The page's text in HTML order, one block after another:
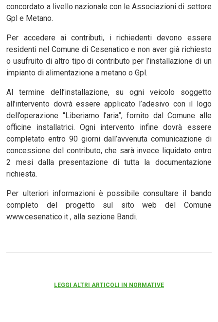
concordato a livello nazionale con le Associazioni di settore
Gpl e Metano.
Per accedere ai contributi, i richiedenti devono essere
residenti nel Comune di Cesenatico e non aver già richiesto
o usufruito di altro tipo di contributo per l’installazione di un
impianto di alimentazione a metano o Gpl.
Al termine dell’installazione, su ogni veicolo soggetto
all’intervento dovrà essere applicato l’adesivo con il logo
dell’operazione “Liberiamo l’aria”, fornito dal Comune alle
officine installatrici. Ogni intervento infine dovrà essere
completato entro 90 giorni dall’avvenuta comunicazione di
concessione del contributo, che sarà invece liquidato entro
2 mesi dalla presentazione di tutta la documentazione
richiesta.
Per ulteriori informazioni è possibile consultare il bando
completo del progetto sul sito web del Comune
www.cesenatico.it , alla sezione Bandi.
LEGGI ALTRI ARTICOLI IN NORMATIVE